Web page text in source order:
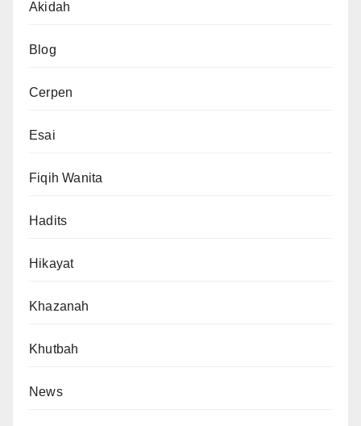
Akidah
Blog
Cerpen
Esai
Fiqih Wanita
Hadits
Hikayat
Khazanah
Khutbah
News